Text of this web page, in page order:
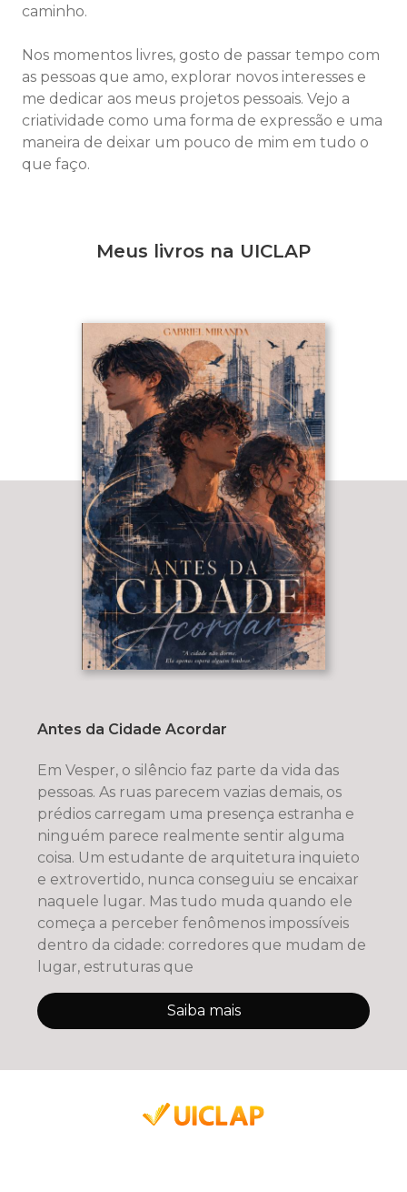
caminho.
Nos momentos livres, gosto de passar tempo com
as pessoas que amo, explorar novos interesses e
me dedicar aos meus projetos pessoais. Vejo a
criatividade como uma forma de expressão e uma
maneira de deixar um pouco de mim em tudo o
que faço.
Meus livros na UICLAP
Antes da Cidade Acordar
Em Vesper, o silêncio faz parte da vida das
pessoas. As ruas parecem vazias demais, os
prédios carregam uma presença estranha e
ninguém parece realmente sentir alguma
coisa. Um estudante de arquitetura inquieto
e extrovertido, nunca conseguiu se encaixar
naquele lugar. Mas tudo muda quando ele
começa a perceber fenômenos impossíveis
dentro da cidade: corredores que mudam de
lugar, estruturas que
Saiba mais